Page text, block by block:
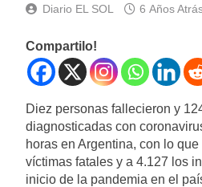
Diario EL SOL 6 Años
Compartilo!
Diez personas fallecieron y
diagnosticadas con
horas en Argentina, con lo
víctimas fatales y a 4.127 los
inicio de la pandemia en el